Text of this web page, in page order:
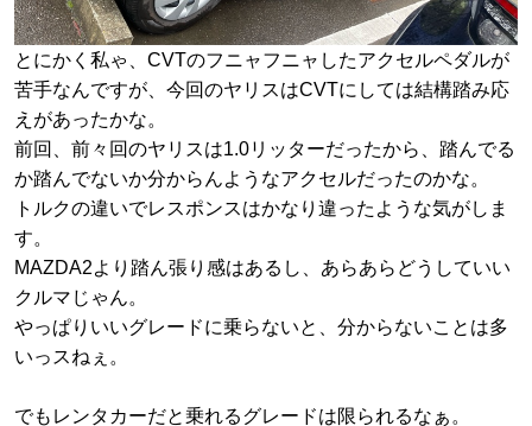
とにかく私ゃ、CVTのフニャフニャしたアクセルペダルが
苦手なんですが、今回のヤリスはCVTにしては結構踏み応
えがあったかな。
前回、前々回のヤリスは1.0リッターだったから、踏んでる
か踏んでないか分からんようなアクセルだったのかな。
トルクの違いでレスポンスはかなり違ったような気がしま
す。
MAZDA2より踏ん張り感はあるし、あらあらどうしていい
クルマじゃん。
やっぱりいいグレードに乗らないと、分からないことは多
いっスねぇ。
でもレンタカーだと乗れるグレードは限られるなぁ。